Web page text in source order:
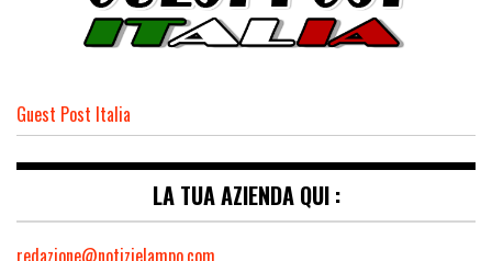
Guest Post Italia
LA TUA AZIENDA QUI :